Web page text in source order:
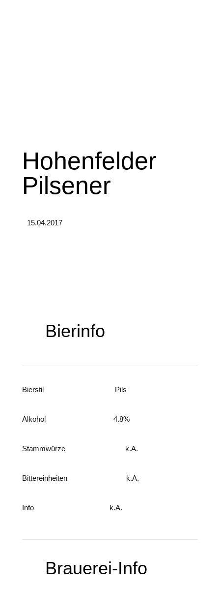
Hohenfelder
Pilsener
15.04.2017
Bierinfo
Bierstil Pils
Alkohol 4.8%
Stammwürze k.A.
Bittereinheiten k.A.
Info k.A.
Brauerei-Info